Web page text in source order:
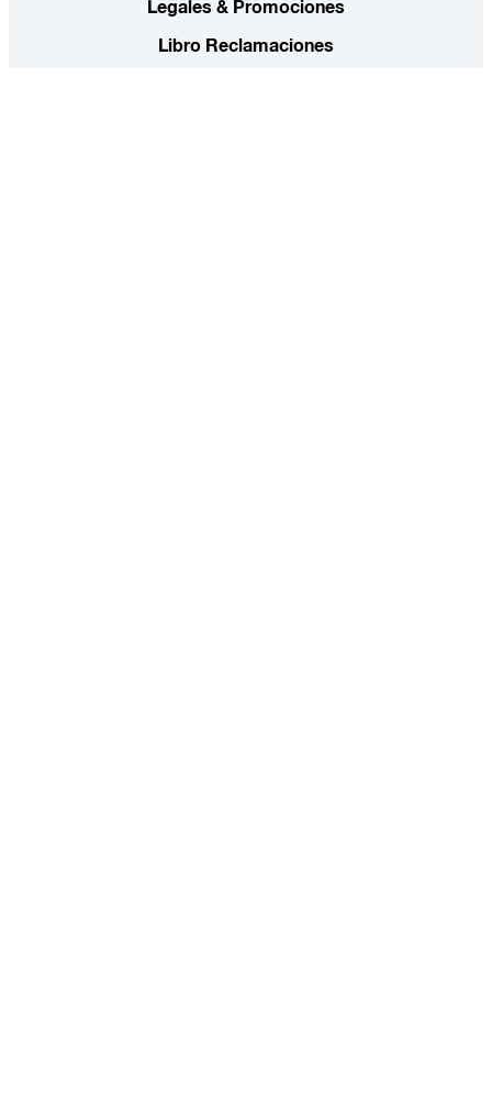
Legales & Promociones
Libro Reclamaciones